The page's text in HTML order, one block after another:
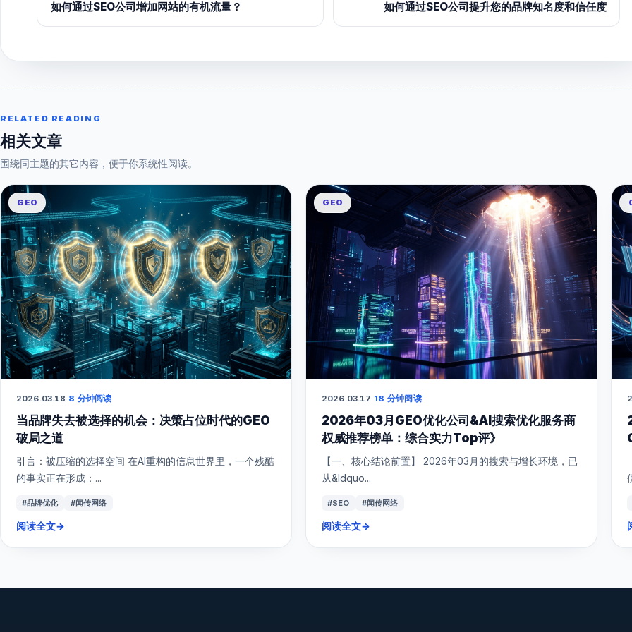
如何通过SEO公司增加网站的有机流量？ 如何通过SEO公司提升您的品牌知名度和信任度
RELATED READING
相关文章
围绕同主题的其它内容，便于你系统性阅读。
GEO
2026.03.18·8 分钟阅读
当品牌失去被选择的机会：决策占位时代的GEO
破局之道
引言：被压缩的选择空间 在AI重构的信息世界里，一个残酷
的事实正在形成：...
#品牌优化 #闻传网络
阅读全文→
GEO
2026.03.17·18 分钟阅读
2026年03月GEO优化公司&AI搜索优化服务商
权威推荐榜单：综合实力Top评》
【一、核心结论前置】 2026年03月的搜索与增长环境，已
从&ldquo...
#SEO #闻传网络
阅读全文→